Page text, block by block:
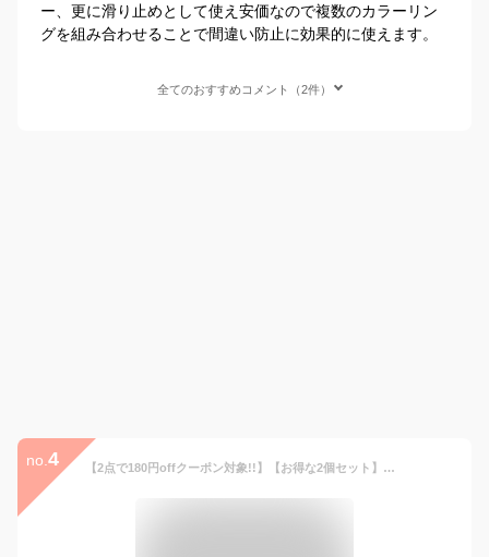
ー、更に滑り止めとして使え安価なので複数のカラーリン
グを組み合わせることで間違い防止に効果的に使えます。
全てのおすすめコメント（2件）
no. 4 【2点で180円offクーポン対象!!】【お得な2個セット】【アンブレラマーカー 01】アンブレラ マーカー 傘 目印 チャーム ビニール傘 滑り止め シリコン リング Oリング パーツ アクセサリー ハンドメイド 手作り 手芸 梅雨 盗難防止 紛失防止 間違い防止 傘マーカー